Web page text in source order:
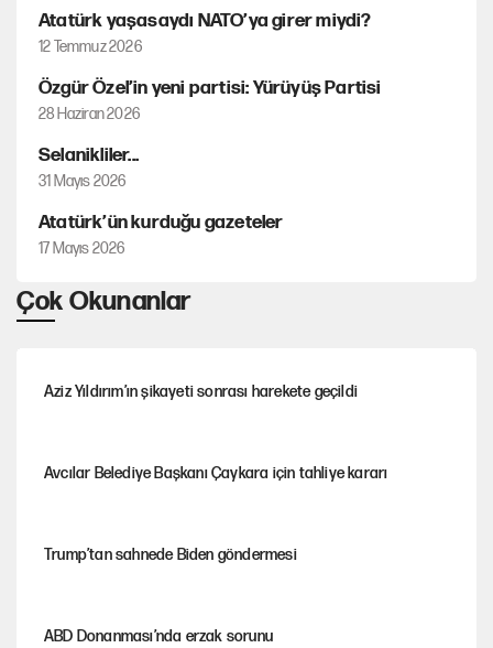
Çok Okunanlar
Aziz Yıldırım’ın şikayeti sonrası harekete geçildi
Avcılar Belediye Başkanı Çaykara için tahliye kararı
Trump’tan sahnede Biden göndermesi
ABD Donanması’nda erzak sorunu
Atatürk yaşasaydı NATO’ya girer miydi?
12 Temmuz 2026
Özgür Özel’in yeni partisi: Yürüyüş Partisi
28 Haziran 2026
Selanikliler...
31 Mayıs 2026
Atatürk’ün kurduğu gazeteler
17 Mayıs 2026